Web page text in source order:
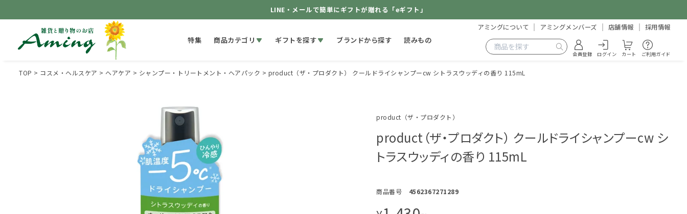
LINE・メールで簡単にギフトが贈れる「eギフト」
特集 商品カテゴリ ギフトを探す ブランドから探す 読みもの
アミングについて アミングメンバーズ 店舗情報 採用情報
会員登録 ログイン カート ご利用ガイド
TOP コスメ・ヘルスケア ヘアケア シャンプー・トリートメント・ヘアパック product（ザ・プロダクト） クールドライシャンプーcw シトラスウッディの香り 115mL
product（ザ・プロダクト）
product（ザ・プロダクト） クールドライシャンプーcw シ
トラスウッディの香り 115mL
商品番号 4562367271289